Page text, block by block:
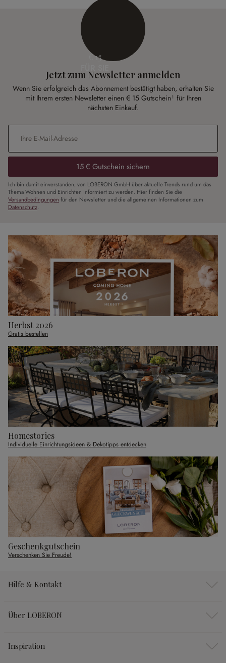
€ 15
Jetzt zum Newsletter anmelden
Wenn Sie erfolgreich das Abonnement bestätigt haben, erhalten Sie
mit Ihrem ersten Newsletter einen € 15 Gutschein¹ für Ihren
nächsten Einkauf.
E-Mail-Adresse
15 € Gutschein sichern
Ich bin damit einverstanden, von LOBERON GmbH über aktuelle Trends rund um das
Thema Wohnen und Einrichten informiert zu werden. Hier finden Sie die
Versandbedingungen für den Newsletter und die allgemeinen Informationen zum
Datenschutz.
Herbst 2026
Gratis bestellen
Homestories
Individuelle Einrichtungsideen & Dekotipps entdecken
Geschenkgutschein
Verschenken Sie Freude!
Hilfe & Kontakt
Über LOBERON
Inspiration